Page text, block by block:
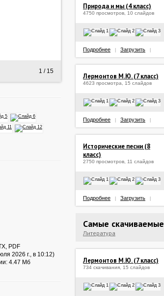
1 / 15
, PDF
2026 г., в 10:12)
4.47 Мб
Природа и мы (4 класс)
4750 просмотров, 10 слайдов
Подробнее Загрузить
Лермонтов М.Ю. (7 класс)
4623 просмотра, 15 слайдов
Подробнее Загрузить
Исторические песни (8
класс)
2750 просмотров, 11 слайдов
Подробнее Загрузить
Самые скачиваемые
Литература
Лермонтов М.Ю. (7 класс)
734 скачивания, 15 слайдов